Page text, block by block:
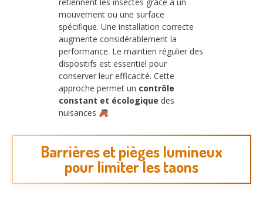
retiennent les insectes grâce à un
mouvement ou une surface
spécifique. Une installation correcte
augmente considérablement la
performance. Le maintien régulier des
dispositifs est essentiel pour
conserver leur efficacité. Cette
approche permet un contrôle
constant et écologique des
nuisances
.
Barrières et pièges lumineux
pour limiter les taons